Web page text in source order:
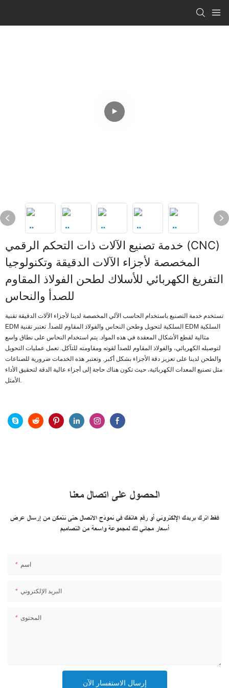
خدمة تصنيع الآلات ذات التحكم الرقمي (CNC)
المخصصة لأجزاء الآلات الدقيقة وتكنولوجيا
التفريغ الكهربائي للأسلاك لطحن الفولاذ المقاوم
للصدأ والنحاس
تستخدم خدمة التصنيع باستخدام الحاسب الآلي المخصصة لدينا لأجزاء الآلات الدقيقة تقنية
EDM السلكية لتحويل وطحن النحاس والفولاذ المقاوم للصدأ. تعتبر تقنية EDM السلكية
مثالية لقطع الأشكال المعقدة في هذه المواد. يتم استخدام النحاس على نطاق واسع
لتوصيله الكهربائي، والفولاذ المقاوم للصدأ لقوته ومقاومته للتآكل. تعمل عمليات التحويل
والطحن لدينا على تعزيز دقة الأجزاء بشكل أكبر. وتعتبر هذه الخدمات ضرورية للصناعات
مثل تصنيع المعدات الكهربائية، حيث تكون هناك حاجة إلى أجزاء عالية الدقة لتحقيق الأداء
الأمثل.
الحصول على اتصال معنا
فقط اترك بريدك الإلكتروني أو رقم هاتفك في نموذج الاتصال حتى نتمكن من إرسال عرض
أسعار مجاني لك لمجموعة واسعة من التصاميم
اسم
البريد الإلكتروني
المحتوى
إرسال الاستفسار الآن